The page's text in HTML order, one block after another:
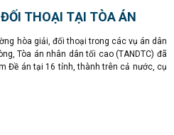
THOẠI TẠI TÒA ÁN
hòa giải, đối thoại trong các vụ án dân
Tòa án nhân dân tối cao (TANDTC) đã
Đề án tại 16 tỉnh, thành trên cả nước, cụ